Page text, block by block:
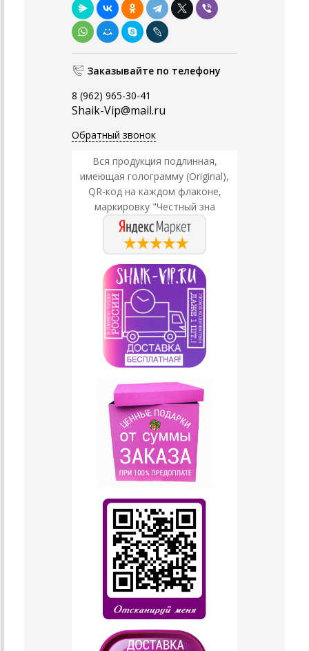
Заказывайте по телефону
8 (962) 965-30-41
Shaik-Vip@mail.ru
Обратный звонок
Вся продукция подлинная,
имеющая голограмму (Original),
QR-код на каждом флаконе,
маркировку "Честный зна